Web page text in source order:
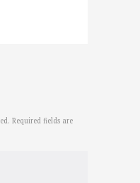
Required fields are